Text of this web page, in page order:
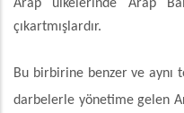
Arap ülkelerinde Arap
çıkartmışlardır.
Bu birbirine benzer ve aynı
darbelerle yönetime gelen